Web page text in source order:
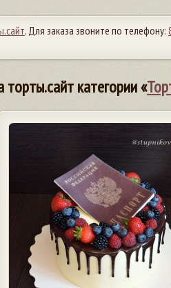
. Для заказа звоните по телефону:
торты.сайт категории «